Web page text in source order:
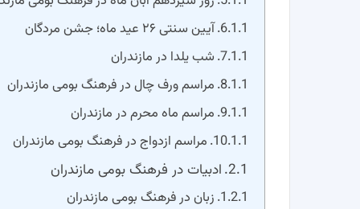
آیین سنتی ۲۶ عید ماه؛ جشن مردگان
شب یلدا در مازندران
مراسم ورف چال در فرهنگ بومی مازندران
مراسم ماه محرم در مازندران
مراسم ازدواج در فرهنگ بومی مازندران
ادبیات در فرهنگ بومی مازندران
زبان در فرهنگ بومی مازندران